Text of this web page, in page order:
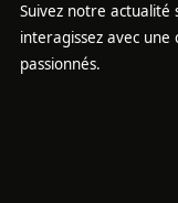
Suivez notre actualité
interagissez avec
passionnés.